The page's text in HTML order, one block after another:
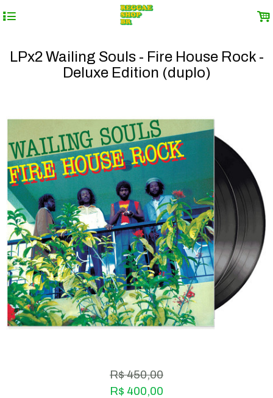
4 .
LPx2 Wailing Souls - Fire House Rock -
Deluxe Edition (duplo)
R$450,00
R$ 400,00